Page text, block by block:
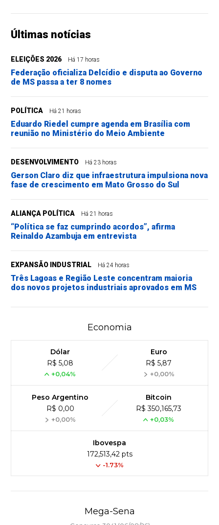
Últimas notícias
ELEIÇÕES 2026 Há 17 horas
Federação oficializa Delcídio e disputa ao Governo
de MS passa a ter 8 nomes
POLÍTICA Há 21 horas
Eduardo Riedel cumpre agenda em Brasília com
reunião no Ministério do Meio Ambiente
DESENVOLVIMENTO Há 23 horas
Gerson Claro diz que infraestrutura impulsiona nova
fase de crescimento em Mato Grosso do Sul
ALIANÇA POLÍTICA Há 21 horas
“Política se faz cumprindo acordos”, afirma
Reinaldo Azambuja em entrevista
EXPANSÃO INDUSTRIAL Há 24 horas
Três Lagoas e Região Leste concentram maioria
dos novos projetos industriais aprovados em MS
Economia
Dólar
R$ 5,08
+0,04%
Euro
R$ 5,87
+0,00%
Peso Argentino
R$ 0,00
+0,00%
Bitcoin
R$ 350,165,73
+0,03%
Ibovespa
172,513,42 pts
-1.73%
Mega-Sena